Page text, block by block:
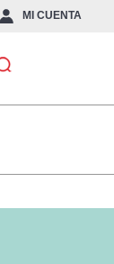
MI CUENTA